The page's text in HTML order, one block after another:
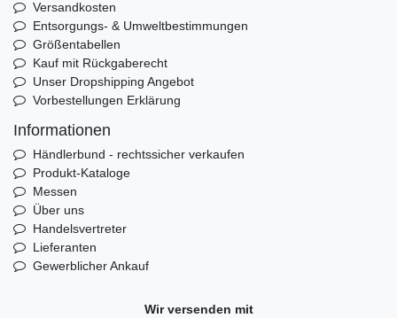
Versandkosten
Entsorgungs- & Umweltbestimmungen
Größentabellen
Kauf mit Rückgaberecht
Unser Dropshipping Angebot
Vorbestellungen Erklärung
Informationen
Händlerbund - rechtssicher verkaufen
Produkt-Kataloge
Messen
Über uns
Handelsvertreter
Lieferanten
Gewerblicher Ankauf
Wir versenden mit